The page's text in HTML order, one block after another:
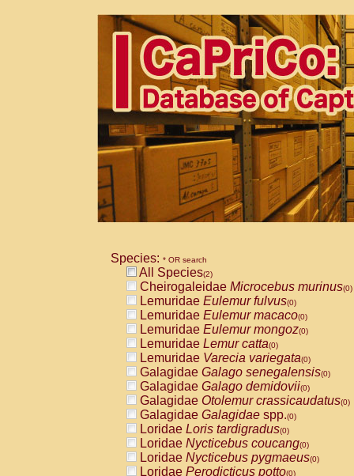
Species: * OR search
All Species(2)
Cheirogaleidae Microcebus murinus(0)
Lemuridae Eulemur fulvus(0)
Lemuridae Eulemur macaco(0)
Lemuridae Eulemur mongoz(0)
Lemuridae Lemur catta(0)
Lemuridae Varecia variegata(0)
Galagidae Galago senegalensis(0)
Galagidae Galago demidovii(0)
Galagidae Otolemur crassicaudatus(0)
Galagidae Galagidae spp.(0)
Loridae Loris tardigradus(0)
Loridae Nycticebus coucang(0)
Loridae Nycticebus pygmaeus(0)
Loridae Perodicticus potto(0)